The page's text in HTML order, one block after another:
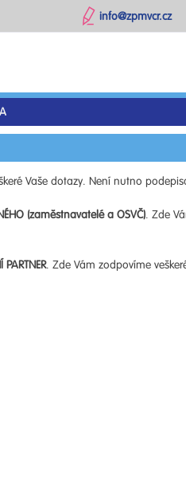
info@zpmvcr.cz
Vaše dotazy. Není nutno
(zaměstnavatelé a OSVČ). Zde
PARTNER. Zde Vám zodpovíme